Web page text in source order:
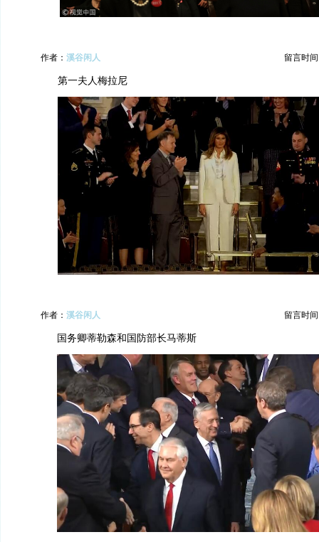
作者： 溪谷闲人 留言时间
第一夫人梅拉尼
作者： 溪谷闲人 留言时间
国务卿蒂勒森和国防部长马蒂斯